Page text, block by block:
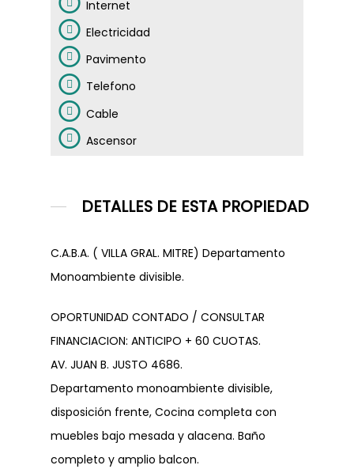
Internet
Electricidad
Pavimento
Telefono
Cable
Ascensor
DETALLES DE ESTA PROPIEDAD
C.A.B.A. ( VILLA GRAL. MITRE) Departamento
Monoambiente divisible.
OPORTUNIDAD CONTADO / CONSULTAR
FINANCIACION: ANTICIPO + 60 CUOTAS.
AV. JUAN B. JUSTO 4686.
Departamento monoambiente divisible,
disposición frente, Cocina completa con
muebles bajo mesada y alacena. Baño
completo y amplio balcon.
Dejanos tu CV